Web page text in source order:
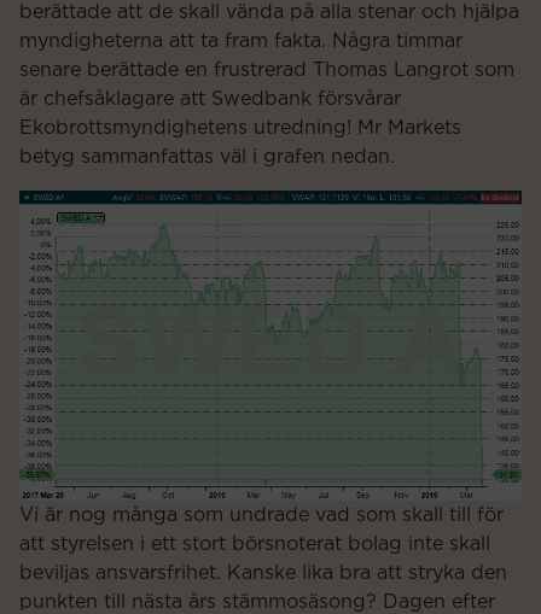
berättade att de skall vända på alla stenar och hjälpa
myndigheterna att ta fram fakta. Några timmar
senare berättade en frustrerad Thomas Langrot som
är chefsåklagare att Swedbank försvårar
Ekobrottsmyndighetens utredning! Mr Markets
betyg sammanfattas väl i grafen nedan.
Vi är nog många som undrade vad som skall till för
att styrelsen i ett stort börsnoterat bolag inte skall
beviljas ansvarsfrihet. Kanske lika bra att stryka den
punkten till nästa års stämmosäsong? Dagen efter